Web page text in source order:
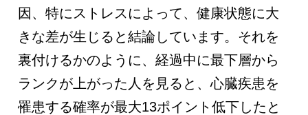
因、特にストレスによって、健康状態に大
きな差が生じると結論しています。それを
裏付けるかのように、経過中に最下層から
ランクが上がった人を見ると、心臓疾患を
罹患する確率が最大13ポイント低下したと